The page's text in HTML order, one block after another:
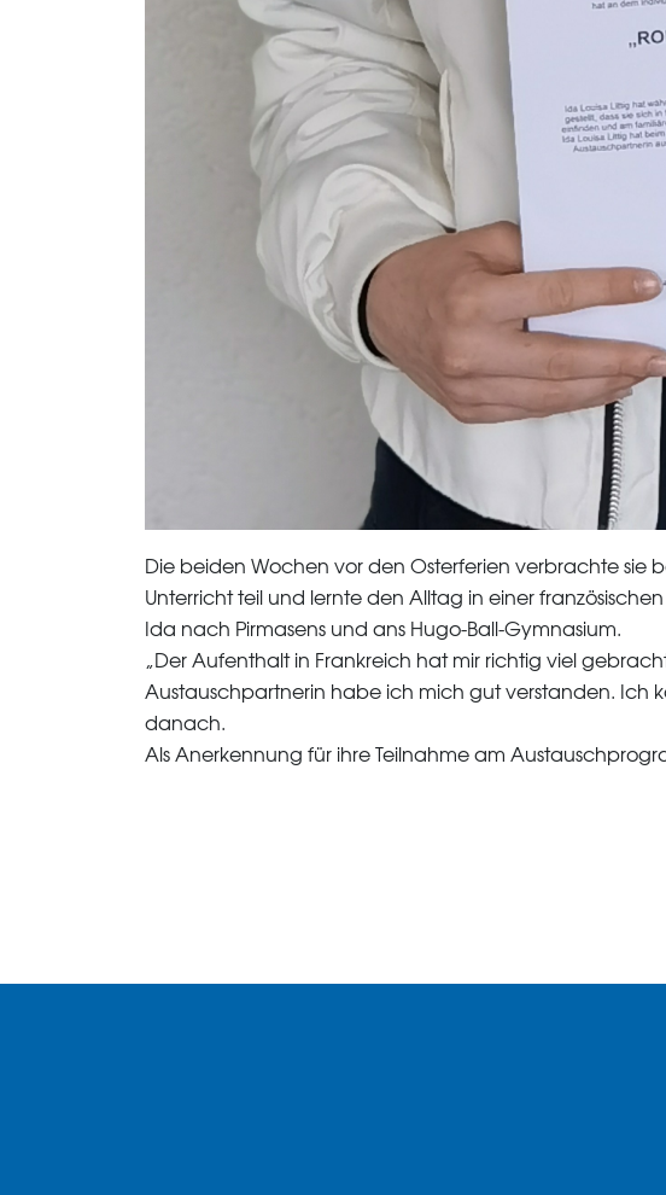
Die beiden Wochen vor den Osterferien verbrachte sie
Unterricht teil und lernte den Alltag in einer
Ida nach Pirmasens und ans Hugo-Ball-Gymnasium.
„Der Aufenthalt in Frankreich hat mir richtig viel
Austauschpartnerin habe ich mich gut verstanden. Ich
danach.
Als Anerkennung für ihre Teilnahme am